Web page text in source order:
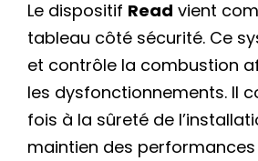
Le dispositif Read vient
tableau côté sécurité. Ce
et contrôle la combustion
les dysfonctionnements. Il
fois à la sûreté de
maintien des